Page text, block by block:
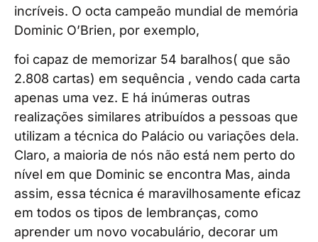
incríveis. O octa campeão mundial de memória
Dominic O’Brien, por exemplo,
foi capaz de memorizar 54 baralhos( que são
2.808 cartas) em sequência , vendo cada carta
apenas uma vez. E há inúmeras outras
realizações similares atribuídos a pessoas que
utilizam a técnica do Palácio ou variações dela.
Claro, a maioria de nós não está nem perto do
nível em que Dominic se encontra Mas, ainda
assim, essa técnica é maravilhosamente eficaz
em todos os tipos de lembranças, como
aprender um novo vocabulário, decorar um